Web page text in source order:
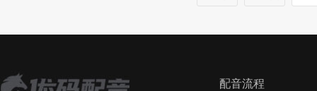
配音流程